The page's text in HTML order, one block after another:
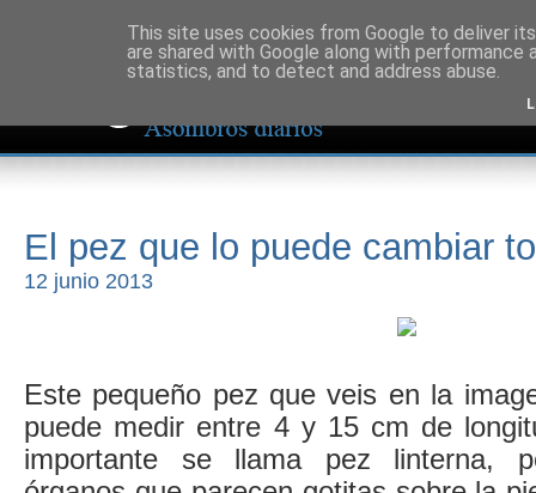
El pez que lo puede cambiar
12 junio 2013
Este pequeño pez que veis en la
puede medir entre 4 y 15 cm de
importante se llama pez linterna,
This site uses cookies from Google to deliver
are shared with Google along with
statistics, and to detect and address abuse.